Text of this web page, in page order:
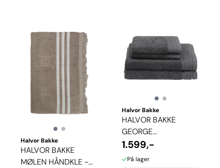
Halvor Bakke
HALVOR BAKKE
MØLEN HÅNDKLE -
Halvor Bakke
HALVOR BAKKE
GEORGE
HÅNDKLEPAKKE -
GRÅ
1.599,-
På lager